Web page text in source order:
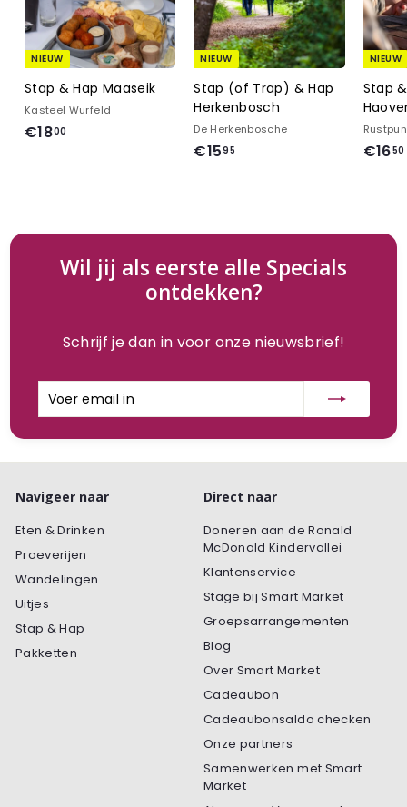
NIEUW
Stap & Hap Maaseik
Kasteel Wurfeld
€1800
0
NIEUW
Stap (of Trap) & Hap
Herkenbosch
De Herkenbosche
€1595
9
5
NIEUW
Stap
€1650
Wil jij als eerste alle Specials
ontdekken?
Schrijf je dan in voor onze nieuwsbrief!
Navigeer naar
Eten & Drinken
Proeverijen
Wandelingen
Uitjes
Stap & Hap
Pakketten
Direct naar
Doneren aan de Ronald
McDonald Kindervallei
Klantenservice
Stage bij Smart Market
Groepsarrangementen
Blog
Over Smart Market
Cadeaubon
Cadeaubonsaldo checken
Onze partners
Samenwerken met Smart
Market